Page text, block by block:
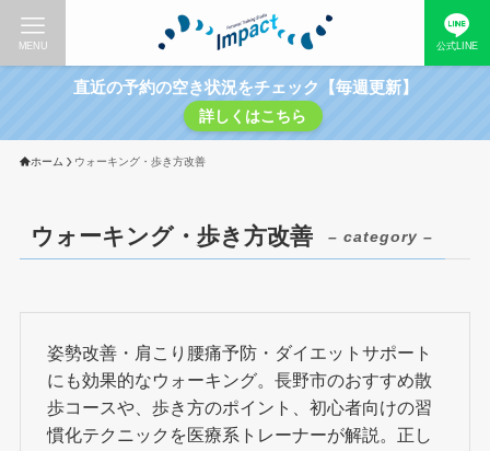
公式LINE
MENU
直近の予約の空き状況をチェック【毎週更新】
詳しくはこちら
ホーム ウォーキング・歩き方改善
ウォーキング・歩き方改善 – category –
姿勢改善・肩こり腰痛予防・ダイエットサポート
にも効果的なウォーキング。長野市のおすすめ散
歩コースや、歩き方のポイント、初心者向けの習
慣化テクニックを医療系トレーナーが解説。正し